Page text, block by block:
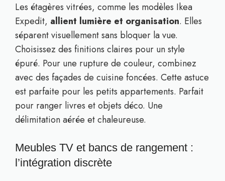
Les étagères vitrées, comme les modèles Ikea
Expedit, allient lumière et organisation. Elles
séparent visuellement sans bloquer la vue.
Choisissez des finitions claires pour un style
épuré. Pour une rupture de couleur, combinez
avec des façades de cuisine foncées. Cette astuce
est parfaite pour les petits appartements. Parfait
pour ranger livres et objets déco. Une
délimitation aérée et chaleureuse.
Meubles TV et bancs de rangement :
l’intégration discrète